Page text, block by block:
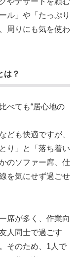
ル」や「たっぷり
周りにも気を使わ
は？
べても“居心地の
ども快適ですが、
り」と「落ち着い
のソファー席、仕
を気にせず過ごせ
席が多く、作業向
人同士で過ごす
そのため、1人で